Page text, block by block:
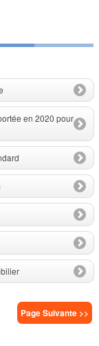
en 2020 pour
Page Suivante >>